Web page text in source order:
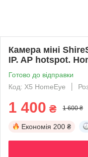
Камера міні
IP. AP hotspot.
Готово до відправки
Код: X5 HomeEye
1 400 ₴ 1 600 ₴
Економія 200 ₴